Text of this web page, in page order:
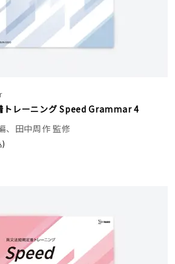
トレーニング Speed Grammar 4
、田中周作 監修
)